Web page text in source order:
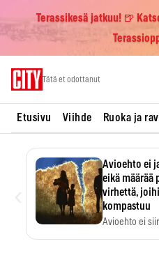
Terassikesä jatkuu! 🍺
Tätä et odottanut
Etusivu Viihde Ruoka ja
Avioehto ei
eikä määrää
virhettä,
kompastuu
Avioehto ei